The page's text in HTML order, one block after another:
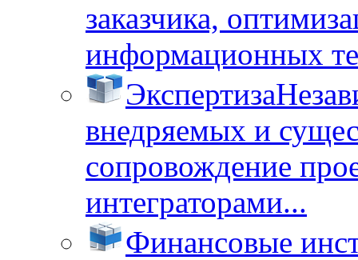
заказчика,
информационных
Экспертиза
внедряемых и
сопровождение
интеграторами...
Финансовые